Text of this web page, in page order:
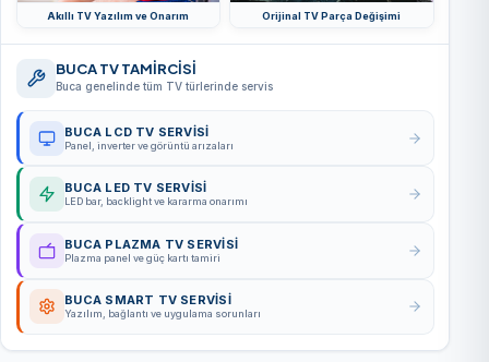
Akıllı TV Yazılım ve Onarım Orijinal TV Parça Değişimi
BUCA TV TAMİRCİSİ
Buca genelinde tüm TV türlerinde servis
BUCA LCD TV SERVISI
Panel, inverter ve görüntü arızaları
BUCA LED TV SERVISI
LED bar, backlight ve kararma onarımı
BUCA PLAZMA TV SERVISI
Plazma panel ve güç kartı tamiri
BUCA SMART TV SERVISI
Yazılım, bağlantı ve uygulama sorunları